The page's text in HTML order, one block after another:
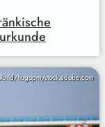
hugopm/stock.adobe.com